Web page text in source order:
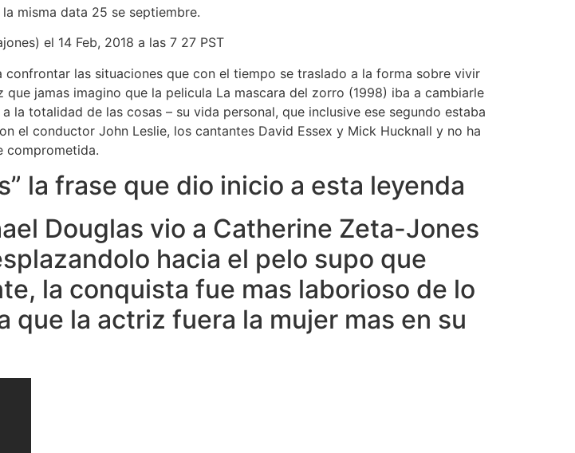
misma data 25 se septiembre.
el 14 Feb, 2018 a las 7 27 PST
las situaciones que con el tiempo se traslado a la forma sobre vivir
jamas imagino que la pelicula La mascara del zorro (1998) iba a cambiarle
totalidad de las cosas – su vida personal, que inclusive ese segundo estaba
el conductor John Leslie, los cantantes David Essex y Mick Hucknall y no ha
comprometida.
la frase que dio inicio a esta leyenda
Douglas vio a Catherine Zeta-Jones
hacia el pelo supo que
la conquista fue mas laborioso de lo
la actriz fuera la mujer mas en su